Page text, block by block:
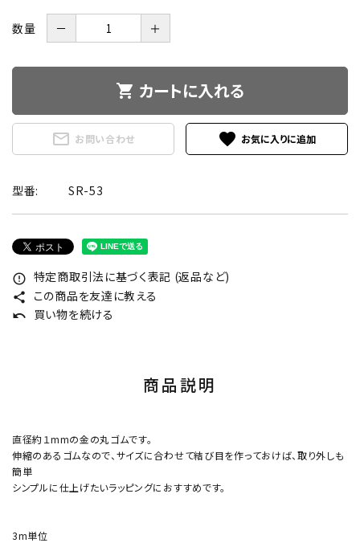
数量 － ＋
shopping_cart カートに入れる
mail_outline お問い合わせ favorite
型番: SR-53
error_outline 特定商取引法に基づく表記 (返品など)
share この商品を友達に教える
undo 買い物を続ける
商品説明
直径約１mmの金の丸ゴムです。
伸縮のあるゴムなので、サイズに合わせて結び目を作っておけば、取り外しも
簡単
シンプルに仕上げたいラッピングにおすすめです。
3m単位